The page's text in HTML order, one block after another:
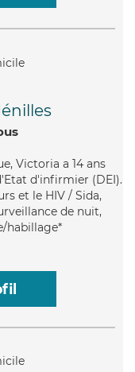
Victoria a 14 ans
d'infirmier (DEI).
et le HIV / Sida,
de nuit,
habillage*